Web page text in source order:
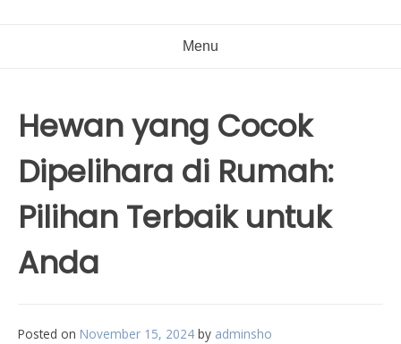
Menu
Hewan yang Cocok
Dipelihara di Rumah:
Pilihan Terbaik untuk
Anda
Posted on November 15, 2024 by adminsho